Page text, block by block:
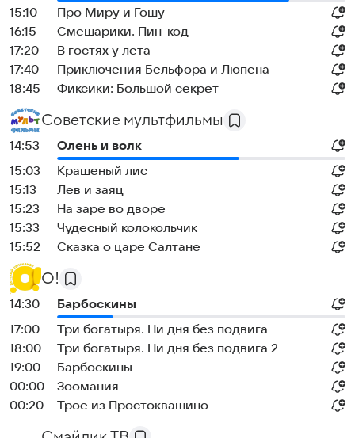
15:10
Про Миру и Гошу
16:15
Смешарики. Пин-код
17:20
В гостях у лета
17:40
Приключения Бельфора и Люпена
18:45
Фиксики: Большой секрет
Советские мультфильмы
14:53
Олень и волк
15:03
Крашеный лис
15:13
Лев и заяц
15:23
На заре во дворе
15:33
Чудесный колокольчик
15:52
Сказка о царе Салтане
О!
14:30
Барбоскины
17:00
Три богатыря. Ни дня без подвига
18:00
Три богатыря. Ни дня без подвига 2
19:00
Барбоскины
00:00
Зоомания
00:20
Трое из Простоквашино